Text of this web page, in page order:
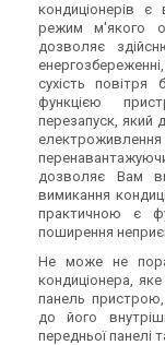
кондиціонерів є
режим м'якого
дозволяє
сухість
функцією
перезапуск, який
дозволяє Вам
вимикання
практичною є
поширення
Не може не
кондиціонера,
панель
до його
передньої панелі